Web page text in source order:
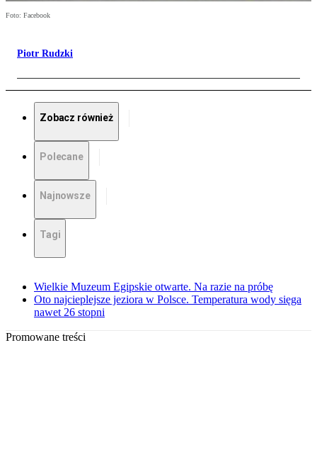
Foto: Facebook
Piotr Rudzki
Zobacz również
Polecane
Najnowsze
Tagi
Wielkie Muzeum Egipskie otwarte. Na razie na próbę
Oto najcieplejsze jeziora w Polsce. Temperatura wody sięga
nawet 26 stopni
Promowane treści